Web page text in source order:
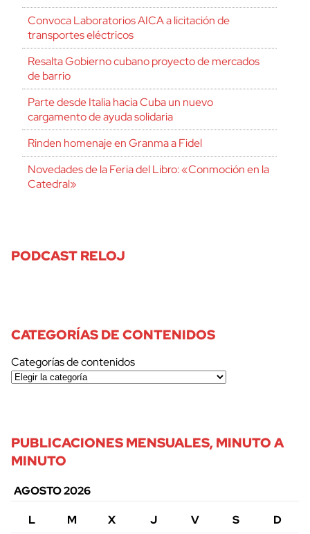
Convoca Laboratorios AICA a licitación de
transportes eléctricos
Resalta Gobierno cubano proyecto de mercados
de barrio
Parte desde Italia hacia Cuba un nuevo
cargamento de ayuda solidaria
Rinden homenaje en Granma a Fidel
Novedades de la Feria del Libro: «Conmoción en la
Catedral»
PODCAST RELOJ
CATEGORÍAS DE CONTENIDOS
Categorías de contenidos
PUBLICACIONES MENSUALES, MINUTO A
MINUTO
AGOSTO 2026
L
M X J V S D